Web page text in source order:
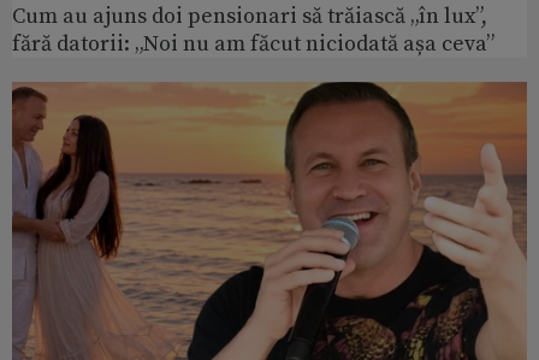
Cum au ajuns doi pensionari să trăiască „în lux”,
fără datorii: „Noi nu am făcut niciodată așa ceva”